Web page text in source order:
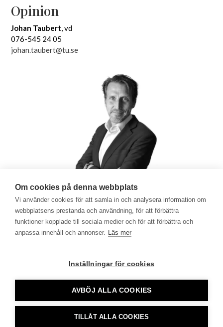
Opinion
Johan Taubert, vd
076-545 24 05
johan.taubert@tu.se
Om cookies på denna webbplats
Vi använder cookies för att samla in och analysera information om
webbplatsens prestanda och användning, för att förbättra
funktioner kopplade till sociala medier och för att förbättra och
anpassa innehåll och annonser. Läs mer
Inställningar för cookies
AVBÖJ ALLA COOKIES
TILLÅT ALLA COOKIES